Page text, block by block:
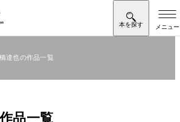
達也の作品一覧
品一覧